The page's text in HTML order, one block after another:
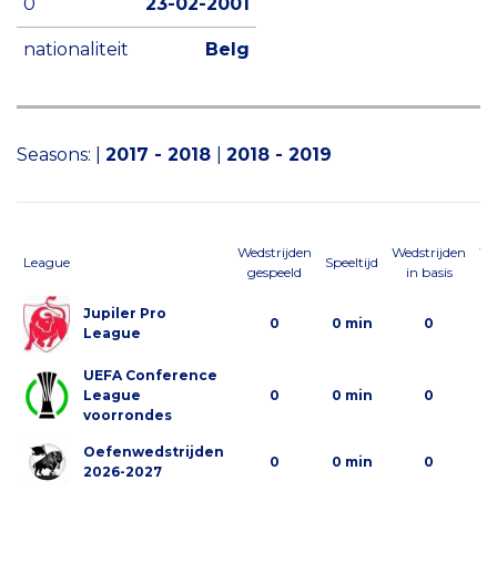
nationaliteit Belg
Seasons: 2017 - 2018 2018 - 2019
League
Wedstrijden
gespeeld
Speeltijd
Wedstrijden
in basis
Jupiler Pro
League
0 0 min 0
UEFA Conference
League
voorrondes
0 0 min 0
Oefenwedstrijden
2026-2027
0 0 min 0